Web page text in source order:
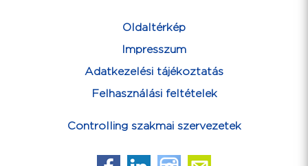
Oldaltérkép
Impresszum
Adatkezelési tájékoztatás
Felhasználási feltételek
Controlling szakmai szervezetek